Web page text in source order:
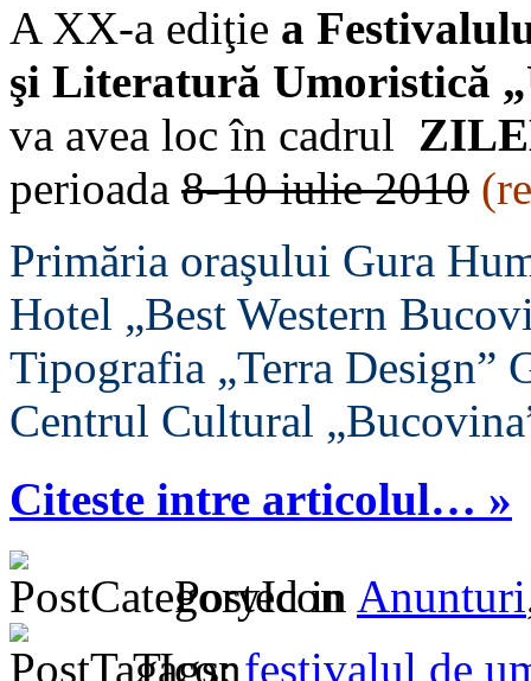
A XX-a ediţie a
şi Literatură Umoristică
va avea loc în cadrul
perioada 8-10 iulie 2010
Primăria oraşului Gura
Hotel „Best Western
Tipografia „Terra Design”
Centrul Cultural
Citeste intre articolul… »
Posted in Anunturi
Tags:festivalul de